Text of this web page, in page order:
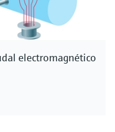
electromagnético